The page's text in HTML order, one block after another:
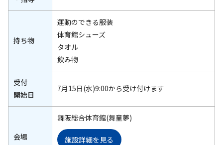
持ち物
運動のできる服装
体育館シューズ
タオル
飲み物
受付
開始日
7月15日(水)9:00から受け付けます
会場
舞阪総合体育館(舞童夢)
施設詳細を見る